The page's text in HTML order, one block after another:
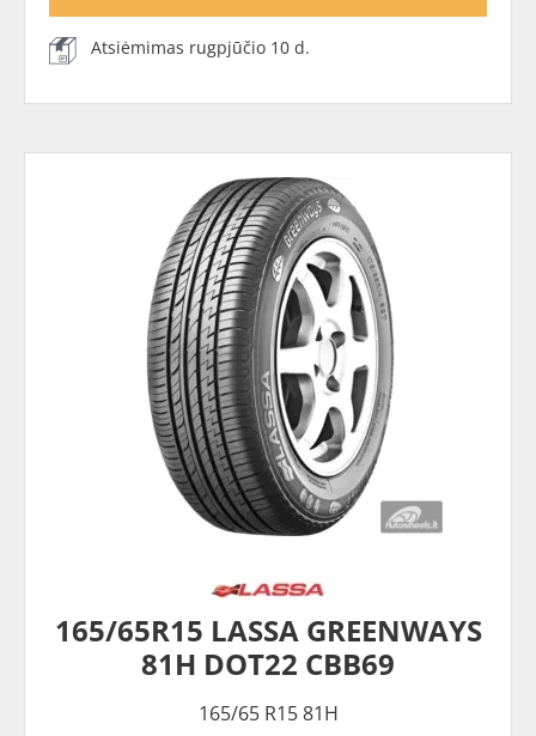
Atsiėmimas rugpjūčio 10 d.
165/65R15 LASSA GREENWAYS
81H DOT22 CBB69
165/65 R15 81H